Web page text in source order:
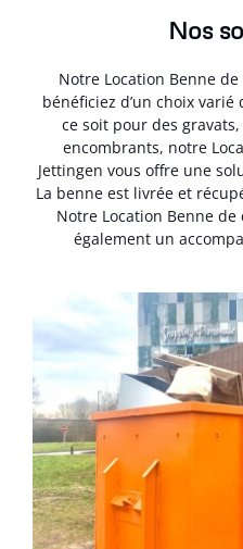
Nos
Notre Location Benne
bénéficiez d’un choix
ce soit pour des
encombrants, notre
Jettingen vous offre une
La benne est livrée et
Notre Location Benne
également un